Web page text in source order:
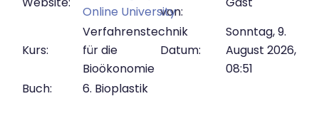
Online University
Kurs:
Verfahrenstechnik
für die
Bioökonomie
Buch:
6. Bioplastik
von:
Datum:
Sonntag, 9.
August 2026,
08:51